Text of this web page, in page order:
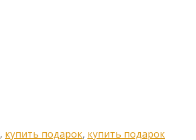
, купить подарок, купить подарок